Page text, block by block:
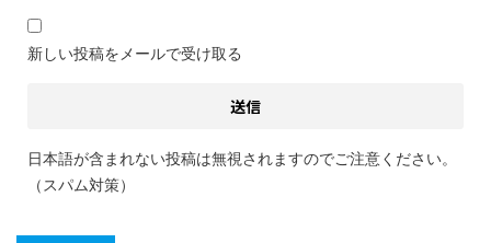
新しい投稿をメールで受け取る
日本語が含まれない投稿は無視されますのでご注意ください。
（スパム対策）